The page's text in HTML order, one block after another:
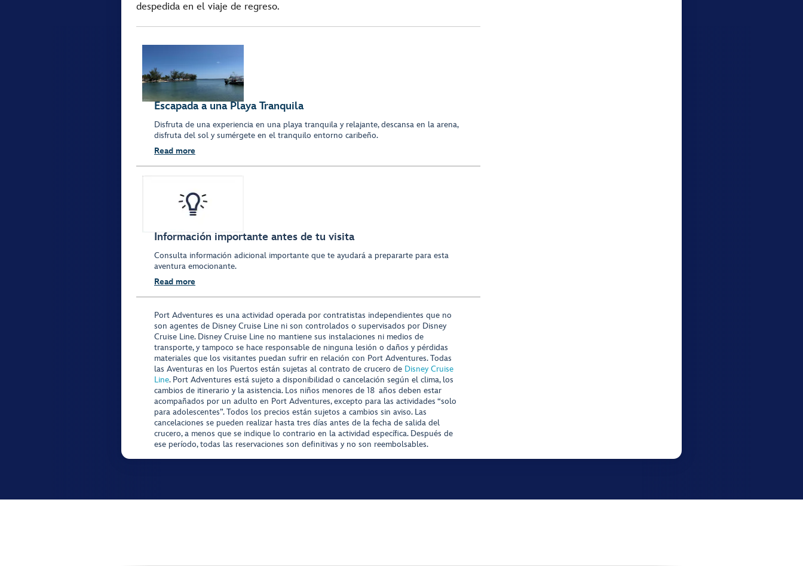
despedida en el viaje de regreso.
Escapada a una Playa Tranquila
Disfruta de una experiencia en una playa tranquila y relajante, descansa en la arena,
disfruta del sol y sumérgete en el tranquilo entorno caribeño.
Read more
Información importante antes de tu visita
Consulta información adicional importante que te ayudará a prepararte para esta
aventura emocionante.
Read more
Port Adventures es una actividad operada por contratistas independientes que no
son agentes de Disney Cruise Line ni son controlados o supervisados por Disney
Cruise Line. Disney Cruise Line no mantiene sus instalaciones ni medios de
transporte, y tampoco se hace responsable de ninguna lesión o daños y pérdidas
materiales que los visitantes puedan sufrir en relación con Port Adventures. Todas
las Aventuras en los Puertos están sujetas al contrato de crucero de Disney Cruise
Line. Port Adventures está sujeto a disponibilidad o cancelación según el clima, los
cambios de itinerario y la asistencia. Los niños menores de 18 años deben estar
acompañados por un adulto en Port Adventures, excepto para las actividades “solo
para adolescentes”. Todos los precios están sujetos a cambios sin aviso. Las
cancelaciones se pueden realizar hasta tres días antes de la fecha de salida del
crucero, a menos que se indique lo contrario en la actividad específica. Después de
ese período, todas las reservaciones son definitivas y no son reembolsables.